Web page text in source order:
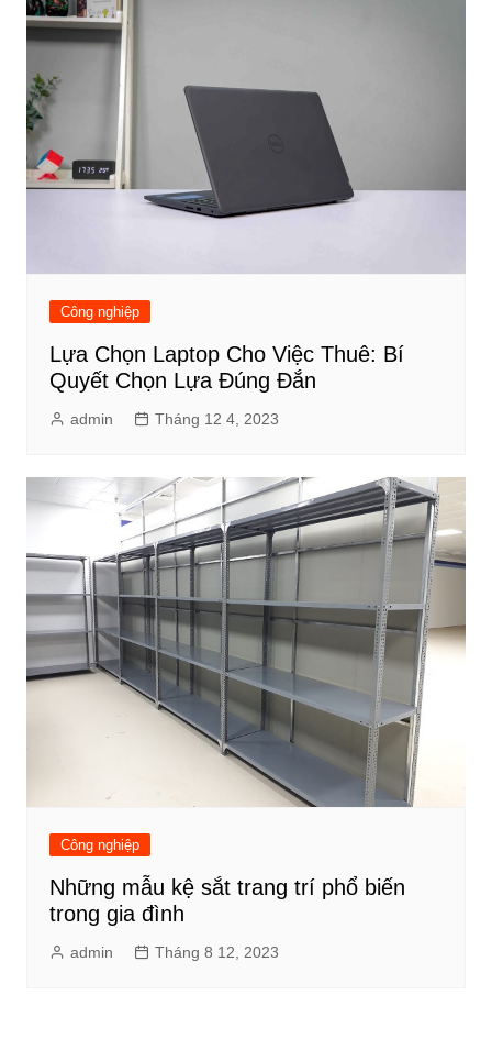
Công nghiệp
Lựa Chọn Laptop Cho Việc Thuê: Bí
Quyết Chọn Lựa Đúng Đắn
admin Tháng 12 4, 2023
Công nghiệp
Những mẫu kệ sắt trang trí phổ biến
trong gia đình
admin Tháng 8 12, 2023